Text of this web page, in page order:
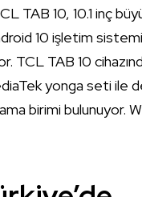
TAB 10, 10.1 inç
10 işletim
TCL TAB 10
yonga seti
birimi bulunuyor.